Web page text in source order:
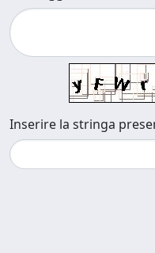
Inserire la stringa